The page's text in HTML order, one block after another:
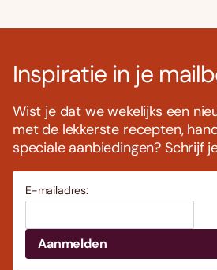
Inspiratie in je
Wist je dat we wekelijks een
met de lekkerste recepten,
speciale aanbiedingen? Schrijf
E-mailadres: